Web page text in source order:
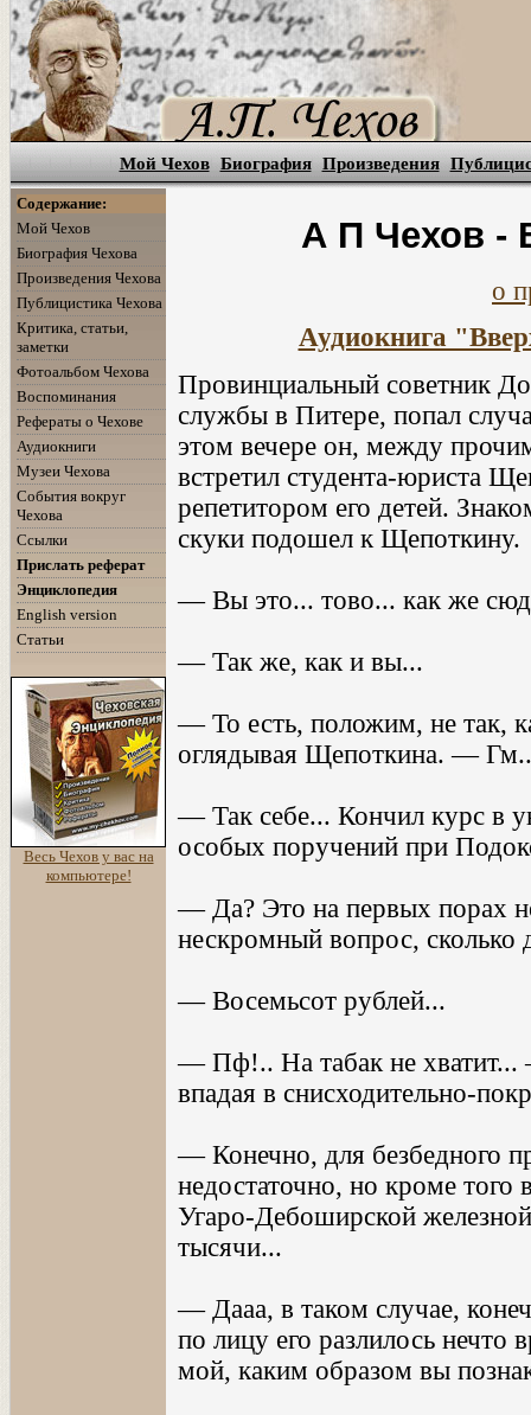
Мой Чехов Биография Произведения
Содержание:
Мой Чехов
Биография Чехова
Произведения Чехова
Публицистика Чехова
Критика, статьи,
заметки
Фотоальбом Чехова
Воспоминания
Рефераты о Чехове
Аудиокниги
Музеи Чехова
События вокруг
Чехова
Ссылки
Прислать реферат
Энциклопедия
English version
Статьи
Весь Чехов у вас на
компьютере!
А П Чехов -
о
Аудиокнига
Провинциальный советник
службы в Питере, попал
этом вечере он, между
встретил студента-юриста
репетитором его детей.
скуки подошел к Щепоткину.
— Вы это... тово... как же
— Так же, как и вы...
— То есть, положим, не так,
оглядывая Щепоткина. —
— Так себе... Кончил курс в
особых поручений при
— Да? Это на первых порах
нескромный вопрос, сколько
— Восемьсот рублей...
— Пф!.. На табак не хватит...
впадая в снисходительно-
— Конечно, для безбедного
недостаточно, но кроме того
Угаро-Дебоширской
тысячи...
— Дааа, в таком случае,
по лицу его разлилось
мой, каким образом вы